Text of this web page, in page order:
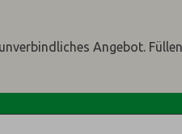
Angebot.